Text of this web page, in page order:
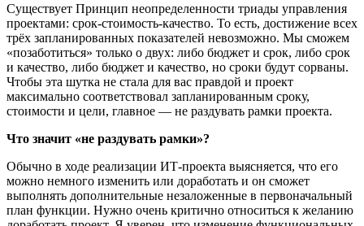
Существует Принцип неопределенности триады управления
проектами: срок-стоимость-качество. То есть, достижение всех
трёх запланированных показателей невозможно. Мы сможем
«позаботиться» только о двух: либо бюджет и срок, либо срок
и качество, либо бюджет и качество, но сроки будут сорваны.
Чтобы эта шутка не стала для вас правдой и проект
максимально соответствовал запланированным сроку,
стоимости и цели, главное — не раздувать рамки проекта.
Что значит «не раздувать рамки»?
Обычно в ходе реализации ИТ-проекта выясняется, что его
можно немного изменить или доработать и он сможет
выполнять дополнительные незаложенные в первоначальный
план функции. Нужно очень критично относиться к желанию